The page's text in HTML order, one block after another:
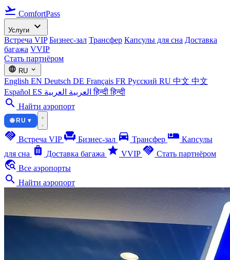
flight_takeoff ComfortPass
Услуги expand_more
Встреча VIP Бизнес-зал Трансфер Капсулы для сна Доставка
багажа VVIP
Стать партнёром
language RU expand_more
English EN Deutsch DE Français FR Русский RU 中文 中文
Español ES العربية العربية हिन्दीहिन्दी
search Найти аэропорт
🌐 RU ▾
handshake Встреча VIP chair Бизнес-зал directions_car Трансфер airline_seat_individual_suite Капсулы
для сна luggage Доставка багажа star VVIP handshake Стать партнёром
travel_explore Все аэропорты
search Найти аэропорт